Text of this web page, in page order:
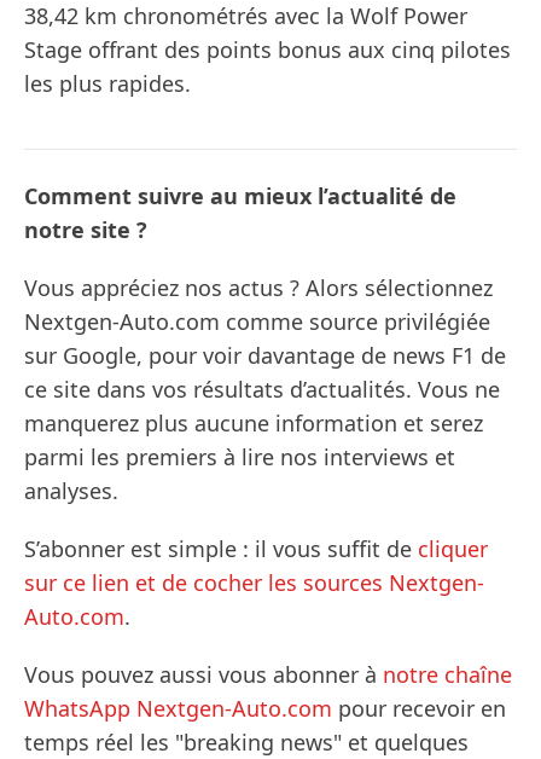
38,42 km chronométrés avec la Wolf Power
Stage offrant des points bonus aux cinq pilotes
les plus rapides.
Comment suivre au mieux l’actualité de
notre site ?
Vous appréciez nos actus ? Alors sélectionnez
Nextgen-Auto.com comme source privilégiée
sur Google, pour voir davantage de news F1 de
ce site dans vos résultats d’actualités. Vous ne
manquerez plus aucune information et serez
parmi les premiers à lire nos interviews et
analyses.
S’abonner est simple : il vous suffit de cliquer
sur ce lien et de cocher les sources Nextgen-
Auto.com.
Vous pouvez aussi vous abonner à notre chaîne
WhatsApp Nextgen-Auto.com pour recevoir en
temps réel les "breaking news" et quelques